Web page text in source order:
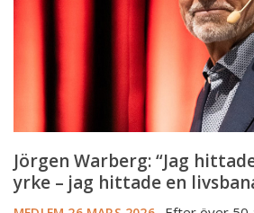
en
livsbana”
Jörgen Warberg: “Jag
yrke – jag hittade en